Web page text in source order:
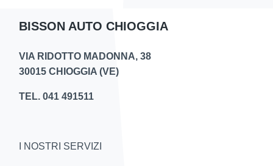
BISSON AUTO CHIOGGIA
VIA RIDOTTO MADONNA, 38
30015 CHIOGGIA (VE)
TEL. 041 491511
I NOSTRI SERVIZI